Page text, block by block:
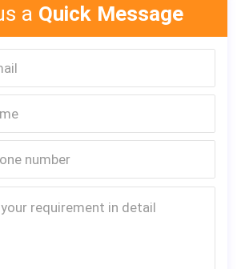
a Quick Message
requirement in detail